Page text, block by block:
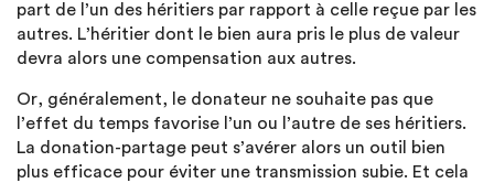
part de l’un des héritiers par rapport à celle reçue par les
autres. L’héritier dont le bien aura pris le plus de valeur
devra alors une compensation aux autres.
Or, généralement, le donateur ne souhaite pas que
l’effet du temps favorise l’un ou l’autre de ses héritiers.
La donation-partage peut s’avérer alors un outil bien
plus efficace pour éviter une transmission subie. Et cela